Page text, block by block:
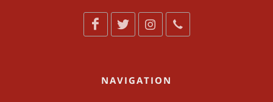
NAVIGATION